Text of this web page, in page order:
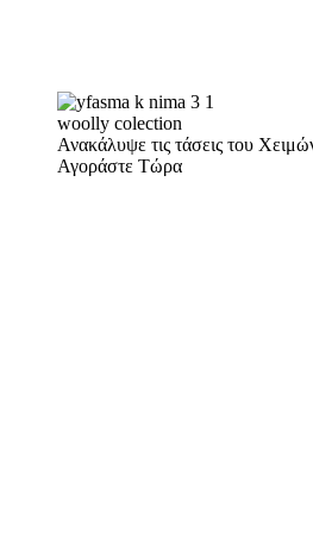
woolly colection
Ανακάλυψε τις τάσεις του
Αγοράστε Τώρα